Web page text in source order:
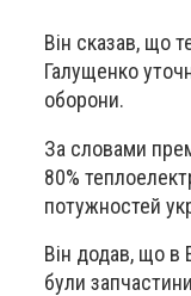
Він сказав, що
Галущенко
оборони.
За словами
80%
потужностей
Він додав, що в
були